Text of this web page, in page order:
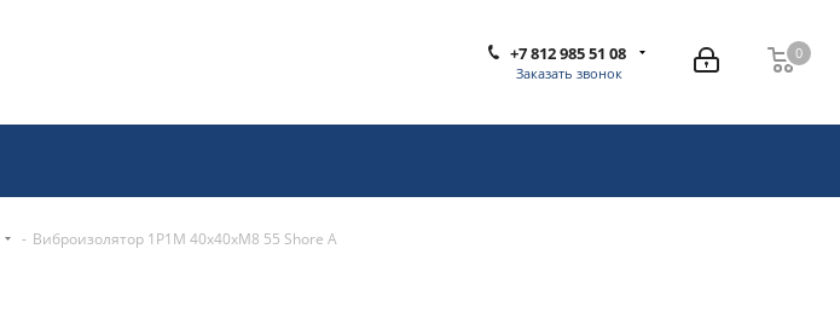
0
0
+7 812 985 51 08
Заказать звонок
- Виброизолятор 1P1M 40x40xM8 55 Shore A